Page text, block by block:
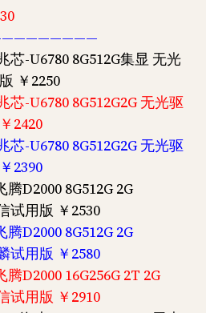
芯-U6780 8G512G集显 无光
￥2250
芯-U6780 8G512G2G 无光驱
2420
芯-U6780 8G512G2G 无光驱
2390
腾D2000 8G512G 2G
试用版 ￥2530
腾D2000 8G512G 2G
试用版 ￥2580
腾D2000 16G256G 2T 2G
试用版 ￥2910